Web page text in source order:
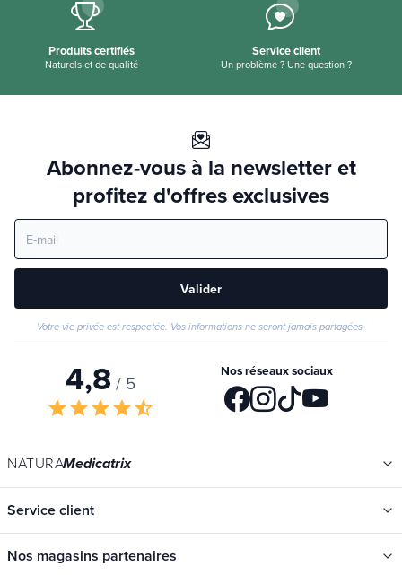
Produits certifiés
Naturels et de qualité
Service client
Un problème ? Une question ?
Abonnez-vous à la newsletter et
profitez d'offres exclusives
Valider
Votre vie privée est respectée. Vos informations ne seront jamais partagées.
4,8 / 5
starstarstarstarstar_half
Nos réseaux sociaux
NATURAMedicatrix
Service client
Nos magasins partenaires